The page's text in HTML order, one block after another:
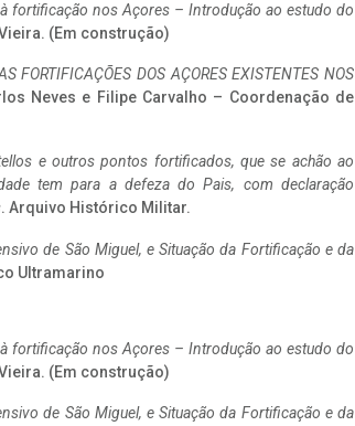
fortificação nos Açores – Introdução ao estudo do
(Em construção)
FORTIFICAÇÕES DOS AÇORES EXISTENTES NOS
Neves e Filipe Carvalho – Coordenação de
e outros pontos fortificados, que se achão ao
tem para a defeza do Pais, com declaração
. Arquivo Histórico Militar.
de São Miguel, e Situação da Fortificação e da
Ultramarino
fortificação nos Açores – Introdução ao estudo do
(Em construção)
de São Miguel, e Situação da Fortificação e da